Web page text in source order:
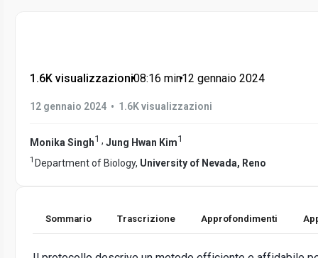
1.6K visualizzazioni•08:16 min•12 gennaio 2024
12 gennaio 2024 • 1.6K visualizzazioni
Monika Singh1 , Jung Hwan Kim1
1 Department of Biology, University of Nevada, Reno
Sommario Trascrizione Approfondimenti